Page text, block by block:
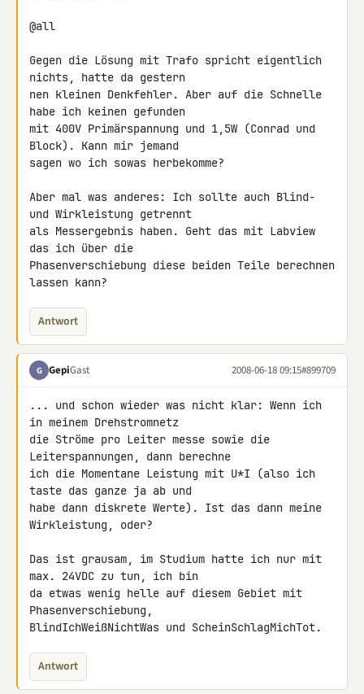
@all
Gegen die Lösung mit Trafo spricht eigentlich
nichts, hatte da gestern
nen kleinen Denkfehler. Aber auf die Schnelle
habe ich keinen gefunden
mit 400V Primärspannung und 1,5W (Conrad und
Block). Kann mir jemand
sagen wo ich sowas herbekomme?
Aber mal was anderes: Ich sollte auch Blind-
und Wirkleistung getrennt
als Messergebnis haben. Geht das mit Labview
das ich über die
Phasenverschiebung diese beiden Teile berechnen
lassen kann?
Antwort
G GepiGast 2008-06-18 09:15#899709
... und schon wieder was nicht klar: Wenn ich
in meinem Drehstromnetz
die Ströme pro Leiter messe sowie die
Leiterspannungen, dann berechne
ich die Momentane Leistung mit U*I (also ich
taste das ganze ja ab und
habe dann diskrete Werte). Ist das dann meine
Wirkleistung, oder?
Das ist grausam, im Studium hatte ich nur mit
max. 24VDC zu tun, ich bin
da etwas wenig helle auf diesem Gebiet mit
Phasenverschiebung,
BlindIchWeißNichtWas und ScheinSchlagMichTot.
Antwort